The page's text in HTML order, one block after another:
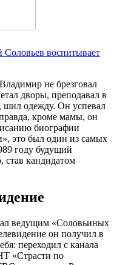
Соловьев воспитывает
не брезговал
дворы, преподавал в
шил одежду. Он успевал
кроме мамы, он
биографии
это был один из самых
году будущий
став кандидатом
ведущим «Соловьиных
он получил в
переходил с канала
«Страсти по